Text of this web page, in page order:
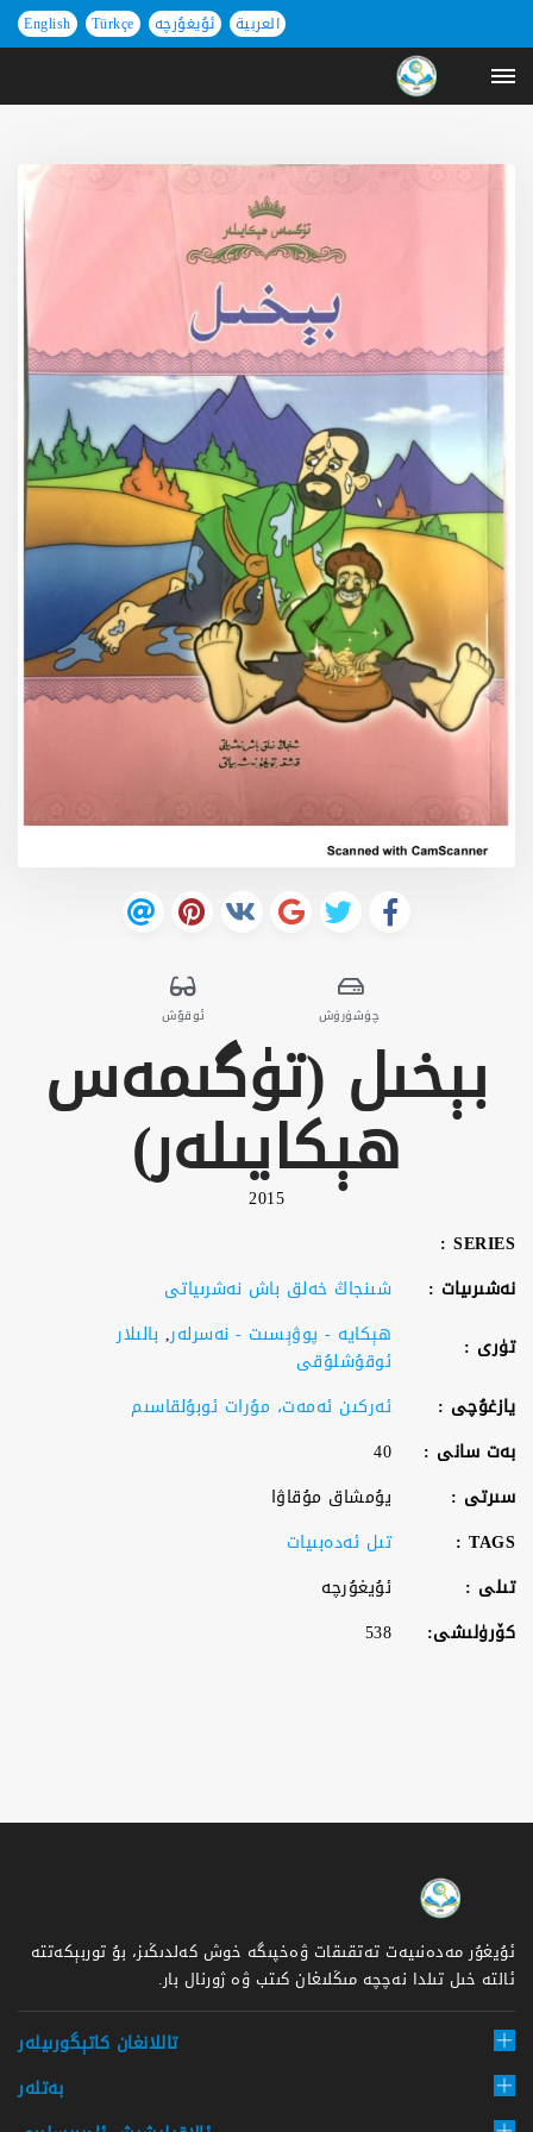
English Türkçe ئۇيغۇرچە العربية
چۈشۈرۈش ئوقۇش
بېخىل (تۈگىمەس
ھېكايىلەر)
2015
SERIES :
نەشىرىيات :
شىنجاڭ خەلق باش نەشرىياتى
تۈرى :
ھېكايە - پوۋېسىت - نەسرلەر, بالىلار
ئوقۇشلۇقى
يازغۇچى :
ئەركىن ئەمەت، مۇرات ئوبۇلقاسىم
بەت سانى :
40
سىرتى :
يۇمشاق مۇقاۋا
TAGS :
تىل ئەدەبىيات
تىلى :
ئۇيغۇرچە
كۆرۈلىشى:
538
ئۇيغۇر مەدەنىيەت تەتقىقات ۋەخپىگە خوش كەلدىڭىز، بۇ توربېكەتتە
ئالتە خىل تىلدا نەچچە مىڭلىغان كىتب ۋە ژورنال بار.
تاللانغان كاتېگورىيلەر
بەتلەر